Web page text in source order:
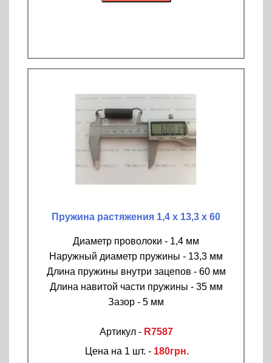
Пружина растяжения 1,4 х 13,3 х 60
Диаметр проволоки - 1,4 мм
Наружный диаметр пружины - 13,3 мм
Длина пружины внутри зацепов - 60 мм
Длина навитой части пружины - 35 мм
Зазор - 5 мм
Артикул - R7587
Цена на 1 шт. - 180грн.